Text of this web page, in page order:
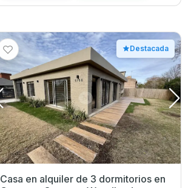
Destacada
Casa en alquiler de 3 dormitorios en